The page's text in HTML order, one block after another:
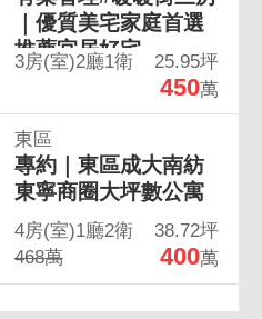
｜優質美宅家庭首選
推薦宜居好宅
3房(室)2廳1衛 25.95坪
450萬
東區
專約｜東區成大南紡
東寧商圈大坪數公寓
4房(室)1廳2衛
38.72坪
468萬
400萬